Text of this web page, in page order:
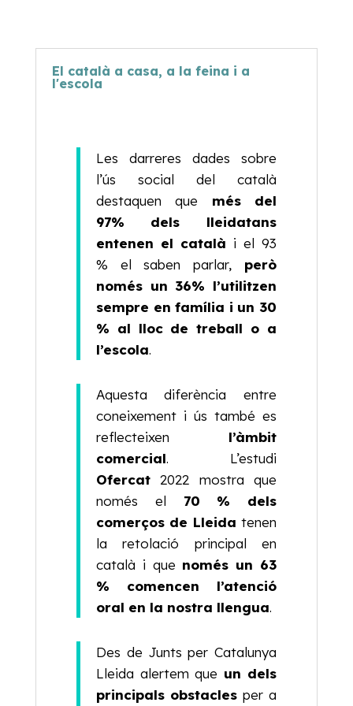
El català a casa, a la feina i a
l'escola
Les darreres dades sobre
l’ús social del català
destaquen que més del
97% dels lleidatans
entenen el català i el 93
% el saben parlar, però
només un 36% l’utilitzen
sempre en família i un 30
% al lloc de treball o a
l’escola.
Aquesta diferència entre
coneixement i ús també es
reflecteixen l’àmbit
comercial. L’estudi
Ofercat 2022 mostra que
només el 70 % dels
comerços de Lleida tenen
la retolació principal en
català i que només un 63
% comencen l’atenció
oral en la nostra llengua.
Des de Junts per Catalunya
Lleida alertem que un dels
principals obstacles per a